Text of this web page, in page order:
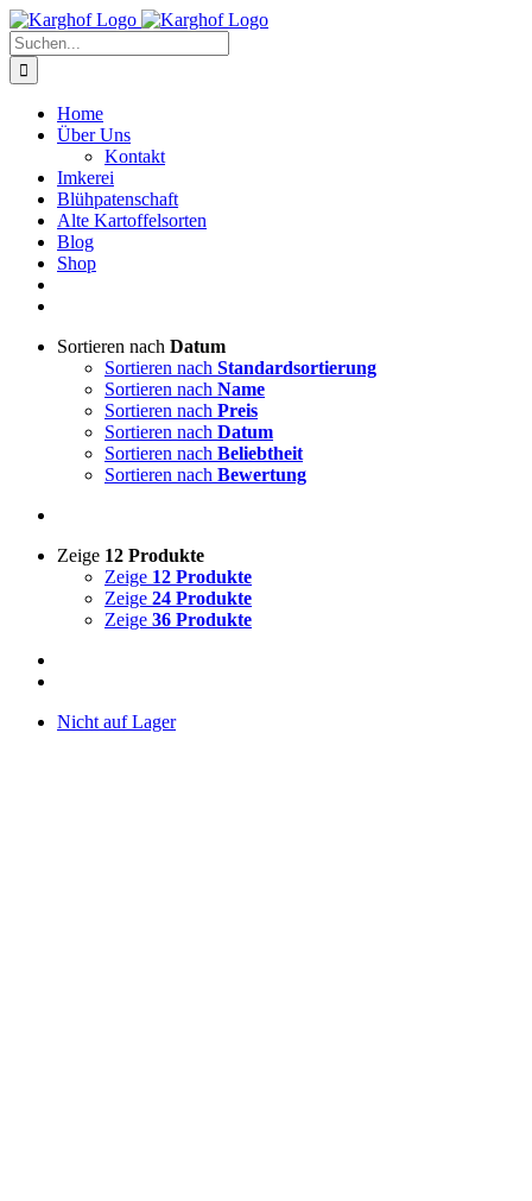
Zum
Inhalt
springen
Instagram
Facebook
Suche
nach:
Home
Über Uns
Kontakt
Imkerei
Blühpatenschaft
Alte Kartoffelsorten
Blog
Shop
Sortieren nach Datum
Sortieren nach Standardsortierung
Sortieren nach Name
Sortieren nach Preis
Sortieren nach Datum
Sortieren nach Beliebtheit
Sortieren nach Bewertung
Zeige 12 Produkte
Zeige 12 Produkte
Zeige 24 Produkte
Zeige 36 Produkte
Nicht auf Lager